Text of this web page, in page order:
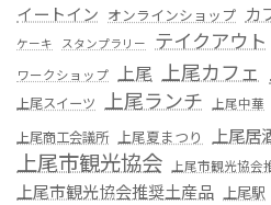
イートイン オンラインショップ カ
ケーキ スタンプラリー テイクアウト
ワークショップ 上尾 上尾カフェ
上尾スイーツ 上尾ランチ 上尾中華
上尾商工会議所 上尾夏まつり 上尾居
上尾市観光協会 上尾市観光協会
上尾市観光協会推奨土産品 上尾駅